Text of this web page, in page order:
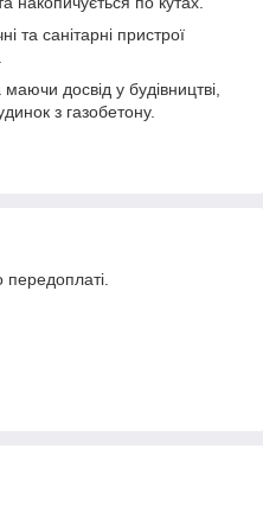
та санітарні пристрої
досвід у будівництві,
з газобетону.
передоплаті.